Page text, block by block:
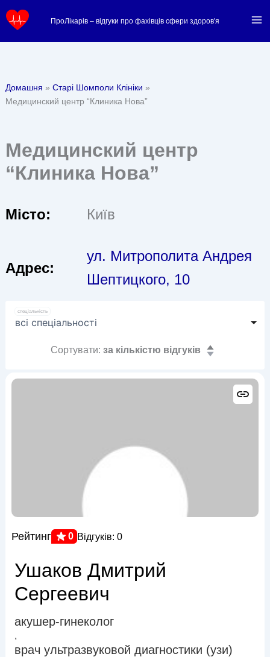
до
ПроЛікарів – відгуки про фахівців сфери здоров'я
Домашня
Старі Шомполи Клініки
Медицинский центр “Клиника Нова”
Медицинский центр
“Клиника Нова”
Місто: Київ
Адрес:
ул. Митрополита Андрея
Шептицкого, 10
спеціальність
Сортувати: за кількістю відгуків
Рейтинг 0 Відгуків: 0
Ушаков Дмитрий
Сергеевич
акушер-гинеколог
,
врач ультразвуковой диагностики (узи)